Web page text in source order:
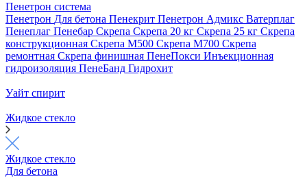
Пенетрон система
Пенетрон Для бетона Пенекрит Пенетрон Адмикс Ватерплаг
Пенеплаг Пенебар Скрепа Скрепа 20 кг Скрепа 25 кг Скрепа
конструкционная Скрепа М500 Скрепа М700 Скрепа
ремонтная Скрепа финишная ПенеПокси Инъекционная
гидроизоляция ПенеБанд Гидрохит
Уайт спирит
Жидкое стекло
Жидкое стекло
Для бетона